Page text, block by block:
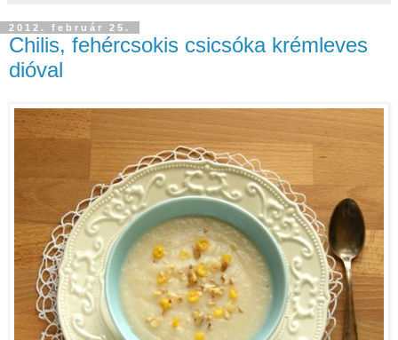
2012. február 25.
Chilis, fehércsokis csicsóka krémleves
dióval